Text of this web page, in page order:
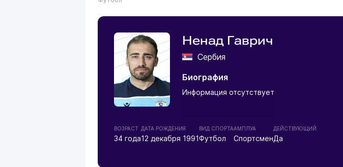
Ненад Гаврич
Сербия
Биография
Информация отсутствует
ВОЗРАСТ
34 года
ДАТА РОЖДЕНИЯ
12 декабря 1991
ВИД СПОРТА
Футбол
АМПЛУА
Спортсмен
ДЕЙСТВУЮЩИЙ
Да